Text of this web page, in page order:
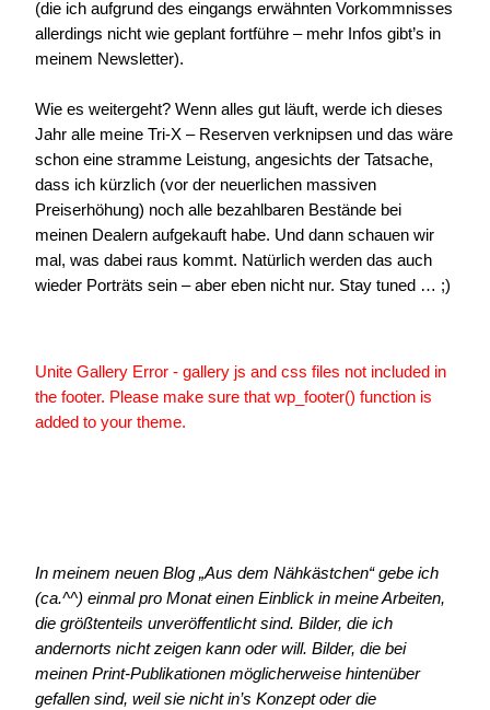
(die ich aufgrund des eingangs erwähnten Vorkommnisses
allerdings nicht wie geplant fortführe – mehr Infos gibt’s in
meinem Newsletter).
Wie es weitergeht? Wenn alles gut läuft, werde ich dieses
Jahr alle meine Tri-X – Reserven verknipsen und das wäre
schon eine stramme Leistung, angesichts der Tatsache,
dass ich kürzlich (vor der neuerlichen massiven
Preiserhöhung) noch alle bezahlbaren Bestände bei
meinen Dealern aufgekauft habe. Und dann schauen wir
mal, was dabei raus kommt. Natürlich werden das auch
wieder Porträts sein – aber eben nicht nur. Stay tuned … ;)
Unite Gallery Error - gallery js and css files not included in
the footer. Please make sure that wp_footer() function is
added to your theme.
In meinem neuen Blog „Aus dem Nähkästchen“ gebe ich
(ca.^^) einmal pro Monat einen Einblick in meine Arbeiten,
die größtenteils unveröffentlicht sind. Bilder, die ich
andernorts nicht zeigen kann oder will. Bilder, die bei
meinen Print-Publikationen möglicherweise hintenüber
gefallen sind, weil sie nicht in’s Konzept oder die